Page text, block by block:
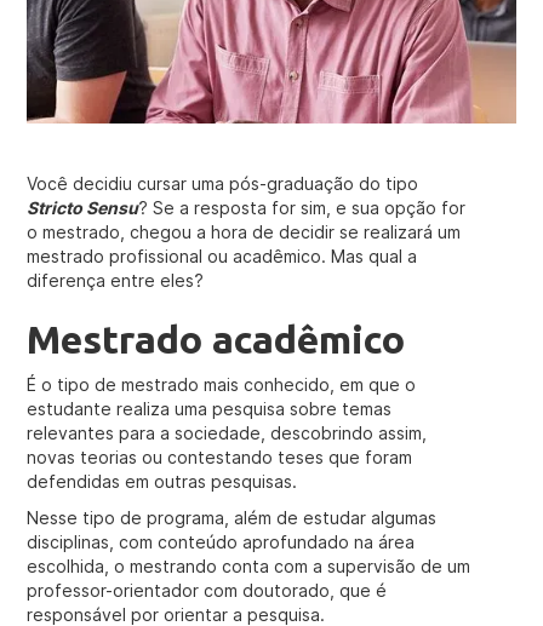
Você decidiu cursar uma pós-graduação do tipo
Stricto Sensu? Se a resposta for sim, e sua opção for
o mestrado, chegou a hora de decidir se realizará um
mestrado profissional ou acadêmico. Mas qual a
diferença entre eles?
Mestrado acadêmico
É o tipo de mestrado mais conhecido, em que o
estudante realiza uma pesquisa sobre temas
relevantes para a sociedade, descobrindo assim,
novas teorias ou contestando teses que foram
defendidas em outras pesquisas.
Nesse tipo de programa, além de estudar algumas
disciplinas, com conteúdo aprofundado na área
escolhida, o mestrando conta com a supervisão de um
professor-orientador com doutorado, que é
responsável por orientar a pesquisa.